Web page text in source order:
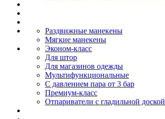
Раздвижные манекены
Мягкие манекены
Эконом-класс
Для штор
Для магазинов одежды
Мультифункциональные
С давлением пара от 3 бар
Премиум-класс
Отпариватели с гладильной доской